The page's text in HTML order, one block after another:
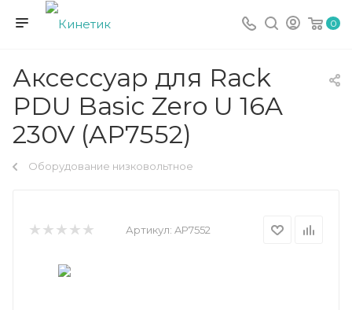
0
Аксессуар для Rack
PDU Basic Zero U 16A
230V (AP7552)
Оборудование низковольтное
Артикул: AP7552